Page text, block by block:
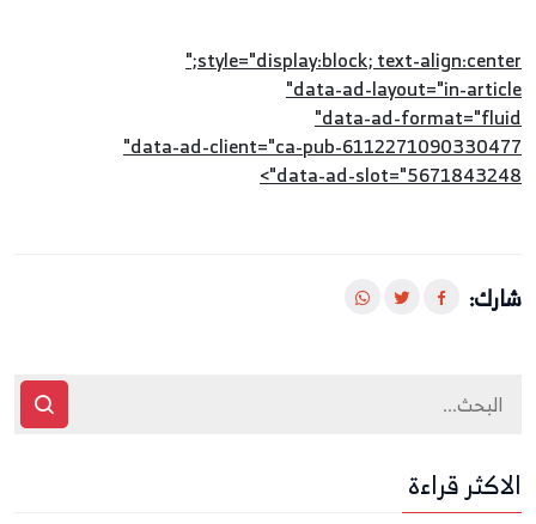
style="display:block; text-align:center;"
data-ad-layout="in-article"
data-ad-format="fluid"
data-ad-client="ca-pub-6112271090330477"
data-ad-slot="5671843248">
شارك:
الاكثر قراءة